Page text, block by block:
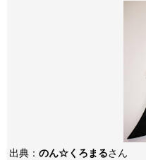
出典： のん☆くろまるさん